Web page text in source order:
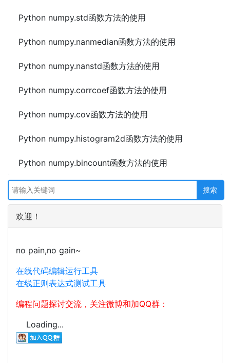
Python numpy.std函数方法的使用
Python numpy.nanmedian函数方法的使用
Python numpy.nanstd函数方法的使用
Python numpy.corrcoef函数方法的使用
Python numpy.cov函数方法的使用
Python numpy.histogram2d函数方法的使用
Python numpy.bincount函数方法的使用
欢迎！
no pain,no gain~
在线代码编辑运行工具
在线正则表达式测试工具
编程问题探讨交流，关注微博和加QQ群：
Loading...